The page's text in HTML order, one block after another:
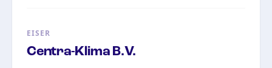
EISER
Centra-Klima B.V.